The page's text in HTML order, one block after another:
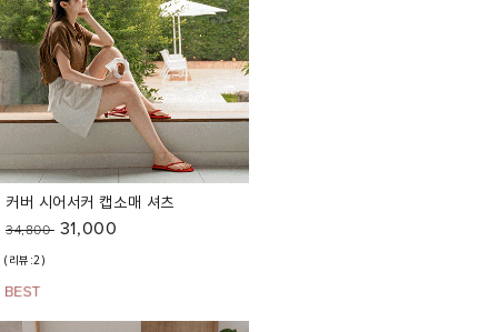
커버 시어서커 캡소매 셔츠
34,800 31,000
(리뷰:2)